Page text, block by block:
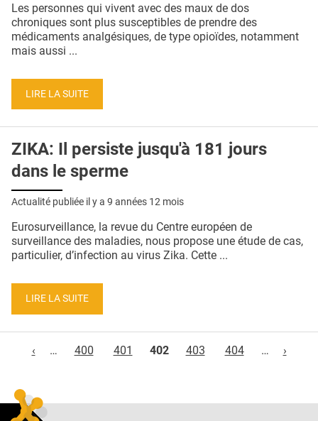
Les personnes qui vivent avec des maux de dos
chroniques sont plus susceptibles de prendre des
médicaments analgésiques, de type opioïdes, notamment
mais aussi ...
LIRE LA SUITE
ZIKA: Il persiste jusqu'à 181 jours
dans le sperme
Actualité publiée il y a 9 années 12 mois
Eurosurveillance, la revue du Centre européen de
surveillance des maladies, nous propose une étude de cas,
particulier, d’infection au virus Zika. Cette ...
LIRE LA SUITE
‹
… 400 401 402 403 404 … ›